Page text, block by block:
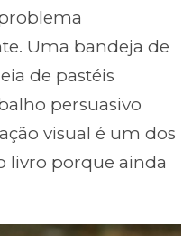
Uma bandeja de
de pastéis
persuasivo
visual é um dos
livro porque ainda